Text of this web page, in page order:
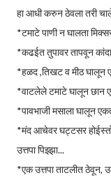
हा आधी करुन ठेवला तरी
*टमाटे पाणी न घालता
*कढईत तुपावर तापवून
*हळद ,तिखट व मीठ घालून
*वाटलेले टमाटे घालून छान
*पावभाजी मसाला घालून
*मंद आचेवर घट्टसर
उत्तपा पिझ्झा...
*एक उत्तपा ताटलीत ठेवून,